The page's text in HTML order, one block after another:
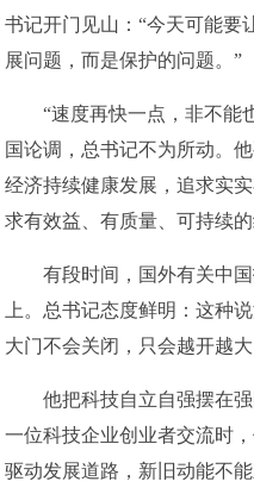
书记开门见山：“今天可能要
展问题，而是保护的问题。”
“速度再快一点，非不能
国论调，总书记不为所动。
经济持续健康发展，追求实
求有效益、有质量、可持续的
有段时间，国外有关中国
上。总书记态度鲜明：这种
大门不会关闭，只会越开越
他把科技自立自强摆在强
一位科技企业创业者交流时
驱动发展道路，新旧动能不